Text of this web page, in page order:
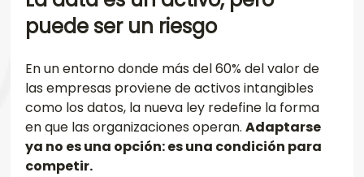
puede ser un riesgo
En un entorno donde más del 60% del valor de
las empresas proviene de activos intangibles
como los datos, la nueva ley redefine la forma
en que las organizaciones operan. Adaptarse
ya no es una opción: es una condición para
competir.